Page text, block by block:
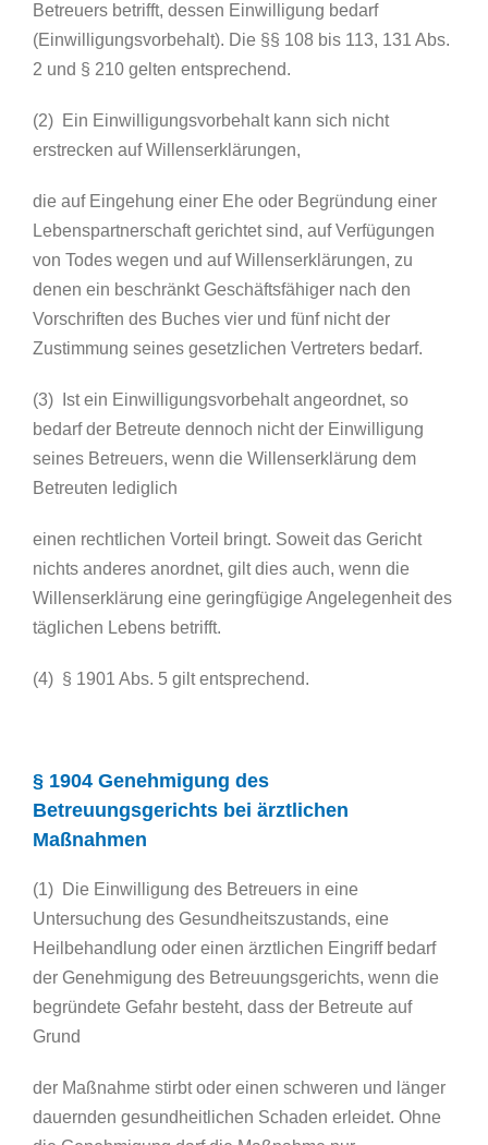
Betreuers betrifft, dessen Einwilligung bedarf
(Einwilligungsvorbehalt). Die §§ 108 bis 113, 131 Abs.
2 und § 210 gelten entsprechend.
(2) Ein Einwilligungsvorbehalt kann sich nicht
erstrecken auf Willenserklärungen,
die auf Eingehung einer Ehe oder Begründung einer
Lebenspartnerschaft gerichtet sind, auf Verfügungen
von Todes wegen und auf Willenserklärungen, zu
denen ein beschränkt Geschäftsfähiger nach den
Vorschriften des Buches vier und fünf nicht der
Zustimmung seines gesetzlichen Vertreters bedarf.
(3) Ist ein Einwilligungsvorbehalt angeordnet, so
bedarf der Betreute dennoch nicht der Einwilligung
seines Betreuers, wenn die Willenserklärung dem
Betreuten lediglich
einen rechtlichen Vorteil bringt. Soweit das Gericht
nichts anderes anordnet, gilt dies auch, wenn die
Willenserklärung eine geringfügige Angelegenheit des
täglichen Lebens betrifft.
(4) § 1901 Abs. 5 gilt entsprechend.
§ 1904 Genehmigung des
Betreuungsgerichts bei ärztlichen
Maßnahmen
(1) Die Einwilligung des Betreuers in eine
Untersuchung des Gesundheitszustands, eine
Heilbehandlung oder einen ärztlichen Eingriff bedarf
der Genehmigung des Betreuungsgerichts, wenn die
begründete Gefahr besteht, dass der Betreute auf
Grund
der Maßnahme stirbt oder einen schweren und länger
dauernden gesundheitlichen Schaden erleidet. Ohne